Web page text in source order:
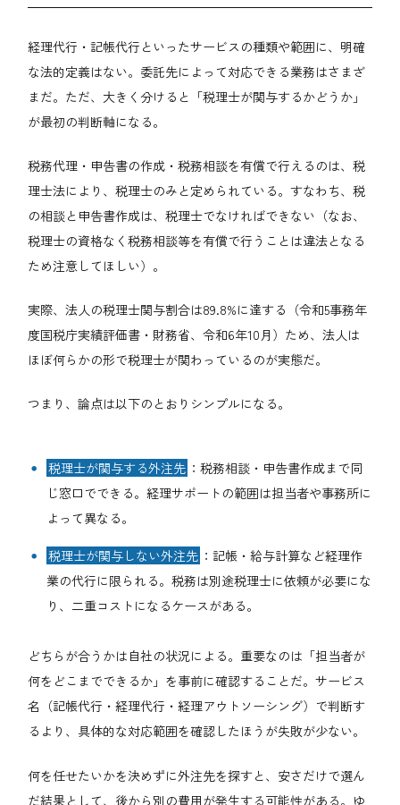
経理代行・記帳代行といったサービスの種類や範囲に、明確
な法的定義はない。委託先によって対応できる業務はさまざ
まだ。ただ、大きく分けると「税理士が関与するかどうか」
が最初の判断軸になる。
税務代理・申告書の作成・税務相談を有償で行えるのは、税
理士法により、税理士のみと定められている。すなわち、税
の相談と申告書作成は、税理士でなければできない（なお、
税理士の資格なく税務相談等を有償で行うことは違法となる
ため注意してほしい）。
実際、法人の税理士関与割合は89.8%に達する（令和5事務年
度国税庁実績評価書・財務省、令和6年10月）ため、法人は
ほぼ何らかの形で税理士が関わっているのが実態だ。
つまり、論点は以下のとおりシンプルになる。
税理士が関与する外注先 ：税務相談・申告書作成まで同
じ窓口でできる。経理サポートの範囲は担当者や事務所に
よって異なる。
税理士が関与しない外注先 ：記帳・給与計算など経理作
業の代行に限られる。税務は別途税理士に依頼が必要にな
り、二重コストになるケースがある。
どちらが合うかは自社の状況による。重要なのは「担当者が
何をどこまでできるか」を事前に確認することだ。サービス
名（記帳代行・経理代行・経理アウトソーシング）で判断す
るより、具体的な対応範囲を確認したほうが失敗が少ない。
何を任せたいかを決めずに外注先を探すと、安さだけで選ん
だ結果として、後から別の費用が発生する可能性がある。ゆ